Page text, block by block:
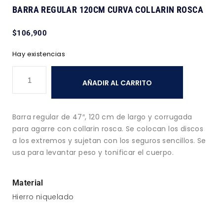
BARRA REGULAR 120CM CURVA COLLARIN ROSCA
$106,900
Hay existencias
AÑADIR AL CARRITO
Barra regular de 47″, 120 cm de largo y corrugada
para agarre con collarin rosca. Se colocan los discos
a los extremos y sujetan con los seguros sencillos. Se
usa para levantar peso y tonificar el cuerpo.
Material
Hierro niquelado